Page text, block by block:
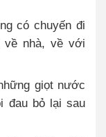
có chuyến đi
về nhà, về với
giọt nước
đau bỏ lại sau